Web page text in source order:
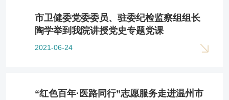
市卫健委党委委员、驻委纪检监察组组长
陶学举到我院讲授党史专题党课
2021-06-24
“红色百年·医路同行”志愿服务走进温州市